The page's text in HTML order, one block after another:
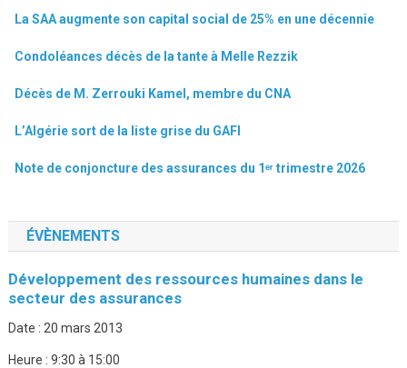
La SAA augmente son capital social de 25% en une décennie
Condoléances décès de la tante à Melle Rezzik
Décès de M. Zerrouki Kamel, membre du CNA
L’Algérie sort de la liste grise du GAFI
Note de conjoncture des assurances du 1ᵉʳ trimestre 2026
ÉVÈNEMENTS
Développement des ressources humaines dans le
secteur des assurances
Date : 20 mars 2013
Heure : 9:30 à 15:00